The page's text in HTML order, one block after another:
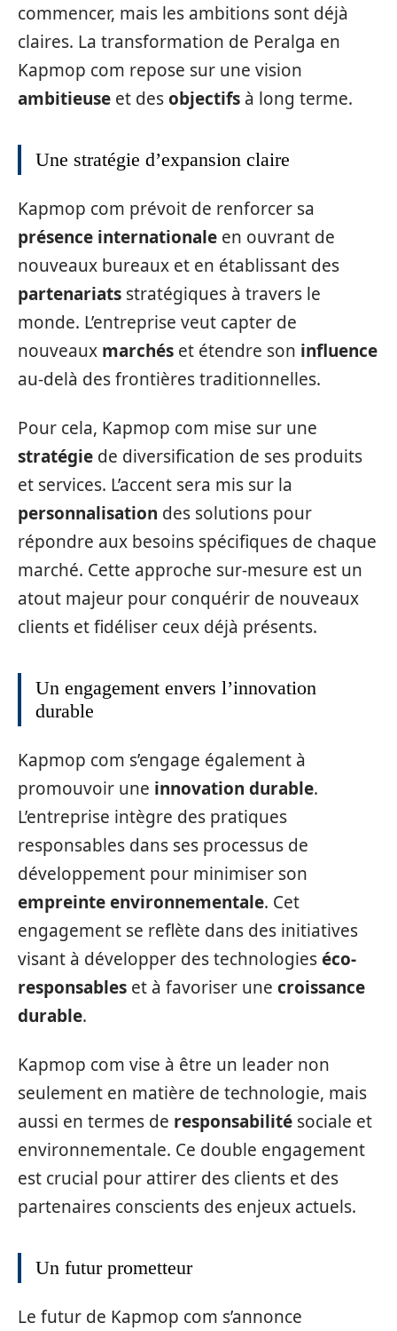
commencer, mais les ambitions sont déjà
claires. La transformation de Peralga en
Kapmop com repose sur une vision
ambitieuse et desobjectifs à long terme.
Une stratégie d’expansion claire
Kapmop com prévoit de renforcer sa
présence internationale en ouvrant de
nouveaux bureaux et en établissant des
partenariats stratégiques à travers le
monde. L’entreprise veut capter de
nouveaux marchés et étendre son influence
au-delà des frontières traditionnelles.
Pour cela, Kapmop com mise sur une
stratégie de diversification de ses produits
et services. L’accent sera mis sur la
personnalisation des solutions pour
répondre aux besoins spécifiques de chaque
marché. Cette approche sur-mesure est un
atout majeur pour conquérir de nouveaux
clients et fidéliser ceux déjà présents.
Un engagement envers l’innovation
durable
Kapmop com s’engage également à
promouvoir une innovation durable.
L’entreprise intègre des pratiques
responsables dans ses processus de
développement pour minimiser son
empreinte environnementale. Cet
engagement se reflète dans des initiatives
visant à développer des technologieséco-
responsables et à favoriser une croissance
durable.
Kapmop com vise à être un leader non
seulement en matière de technologie, mais
aussi en termes de responsabilité sociale et
environnementale. Ce double engagement
est crucial pour attirer des clients et des
partenaires conscients des enjeux actuels.
Un futur prometteur
Le futur de Kapmop com s’annonce